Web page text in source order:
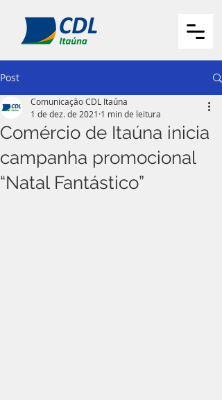
Post
Comércio de Itaúna inicia
campanha promocional
“Natal Fantástico”
Comunicação CDL Itaúna
1 de dez. de 2021 1 min de leitura